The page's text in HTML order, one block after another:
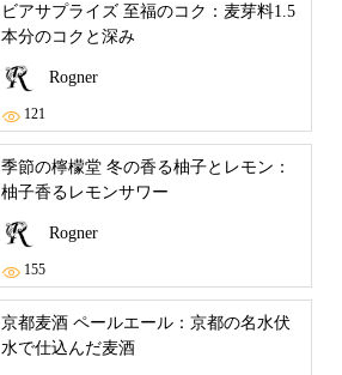
ビアサプライズ 至福のコク：麦芽料1.5
本分のコクと深み
Rogner
121
季節の檸檬堂 冬の香る柚子とレモン：
柚子香るレモンサワー
Rogner
155
京都麦酒 ペールエール：京都の名水伏
水で仕込んだ麦酒